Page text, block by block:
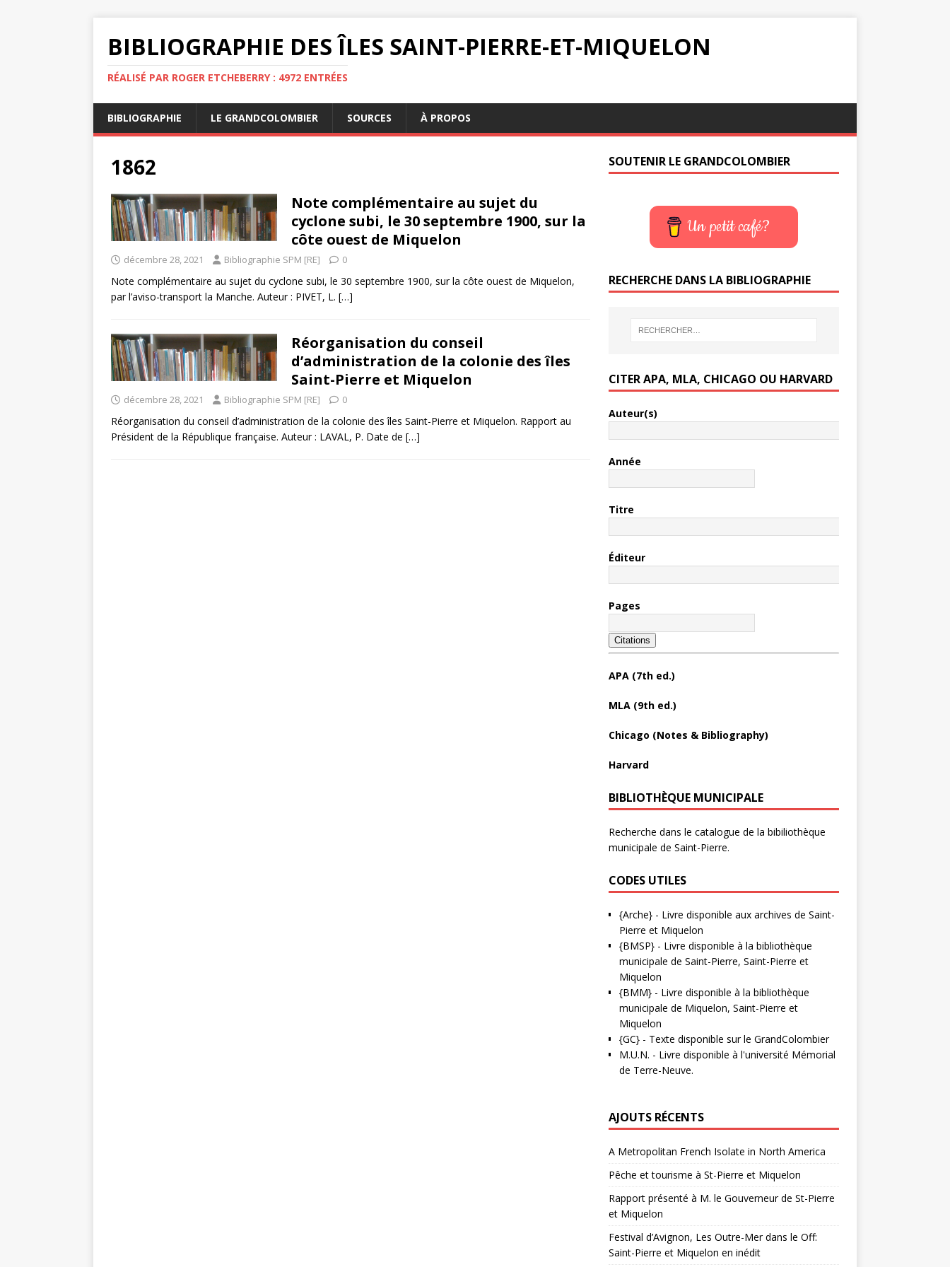
BIBLIOGRAPHIE DES ÎLES SAINT-PIERRE-ET-MIQUELON
RÉALISÉ PAR ROGER ETCHEBERRY : 4972 ENTRÉES
BIBLIOGRAPHIE LE GRANDCOLOMBIER SOURCES À PROPOS
1862
Note complémentaire au sujet du
cyclone subi, le 30 septembre 1900, sur la
côte ouest de Miquelon
décembre 28, 2021 Bibliographie SPM [RE] 0
Note complémentaire au sujet du cyclone subi, le 30 septembre 1900, sur la côte ouest de Miquelon,
par l’aviso-transport la Manche. Auteur : PIVET, L. […]
Réorganisation du conseil
d’administration de la colonie des îles
Saint-Pierre et Miquelon
décembre 28, 2021 Bibliographie SPM [RE] 0
Réorganisation du conseil d’administration de la colonie des îles Saint-Pierre et Miquelon. Rapport au
Président de la République française. Auteur : LAVAL, P. Date de […]
SOUTENIR LE GRANDCOLOMBIER
Un petit café?
RECHERCHE DANS LA BIBLIOGRAPHIE
CITER APA, MLA, CHICAGO OU HARVARD
Auteur(s)
Année
Titre
Éditeur
Pages
Citations
APA (7th ed.)
MLA (9th ed.)
Chicago (Notes & Bibliography)
Harvard
BIBLIOTHÈQUE MUNICIPALE
Recherche dans le catalogue de la bibiliothèque
municipale de Saint-Pierre.
CODES UTILES
{Arche}- Livre disponible aux archives de Saint-
Pierre et Miquelon
{BMSP}- Livre disponible à la bibliothèque
municipale de Saint-Pierre, Saint-Pierre et
Miquelon
{BMM}- Livre disponible à la bibliothèque
municipale de Miquelon, Saint-Pierre et
Miquelon
{GC}- Texte disponible sur le GrandColombier
M.U.N. - Livre disponible à l'université Mémorial
de Terre-Neuve.
AJOUTS RÉCENTS
A Metropolitan French Isolate in North America
Pêche et tourisme à St-Pierre et Miquelon
Rapport présenté à M. le Gouverneur de St-Pierre
et Miquelon
Festival d’Avignon, Les Outre-Mer dans le Off:
Saint-Pierre et Miquelon en inédit